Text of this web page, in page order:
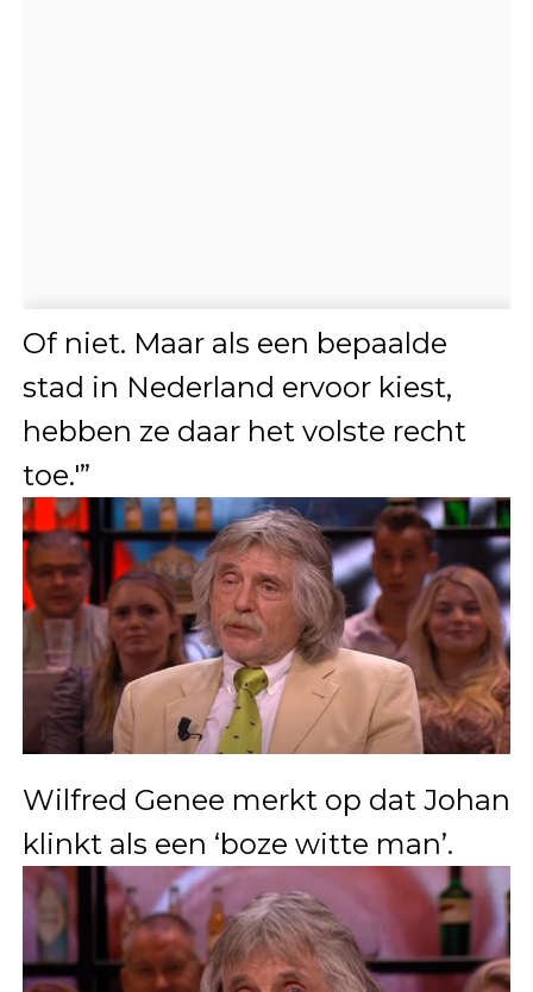
Of niet. Maar als een bepaalde
stad in Nederland ervoor kiest,
hebben ze daar het volste recht
toe.'”
Wilfred Genee merkt op dat Johan
klinkt als een ‘boze witte man’.